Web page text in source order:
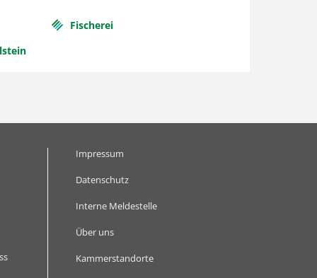
Fischerei
Impressum
Datenschutz
Interne Meldestelle
Über uns
Kammerstandorte